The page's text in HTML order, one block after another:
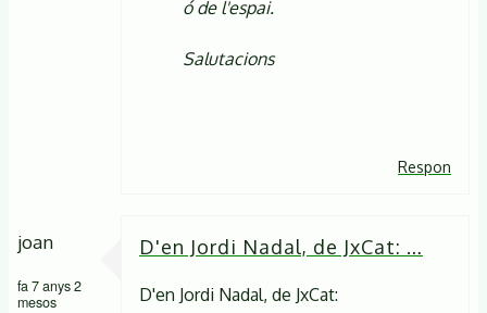
ó de l'espai.
Salutacions
Respon
joan
fa 7 anys 2
mesos
D'en Jordi Nadal, de JxCat: …
D'en Jordi Nadal, de JxCat: